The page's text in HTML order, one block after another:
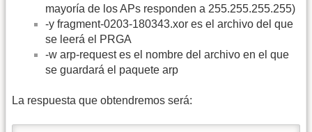
mayoría de los APs responden a 255.255.255.255)
-y fragment-0203-180343.xor es el archivo del que
se leerá el PRGA
-w arp-request es el nombre del archivo en el que
se guardará el paquete arp
La respuesta que obtendremos será: